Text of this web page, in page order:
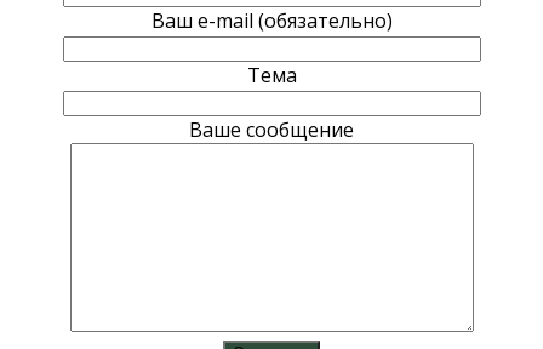
Ваш e-mail (обязательно)
Тема
Ваше сообщение